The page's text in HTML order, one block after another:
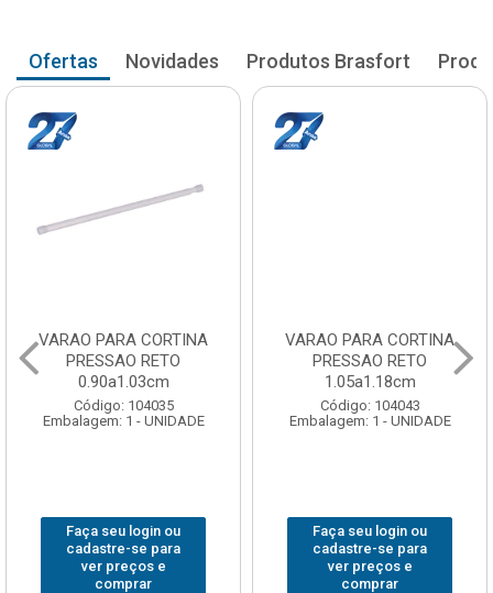
Ofertas Novidades Produtos Brasfort
VARAO PARA CORTINA
PRESSAO RETO
0.90a1.03cm
Código: 104035
Embalagem: 1 - UNIDADE
Faça seu login ou
cadastre-se para
ver preços e
comprar
VARAO PARA CORTINA
PRESSAO RETO
1.05a1.18cm
Código: 104043
Embalagem: 1 - UNIDADE
Faça seu login ou
cadastre-se para
ver preços e
comprar